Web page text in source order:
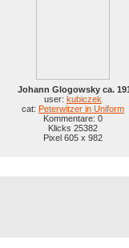
Johann Glogowsky ca.
user: kubiczek
cat: Peterwitzer in Uniform
Kommentare: 0
Klicks 25382
Pixel 605 x 982